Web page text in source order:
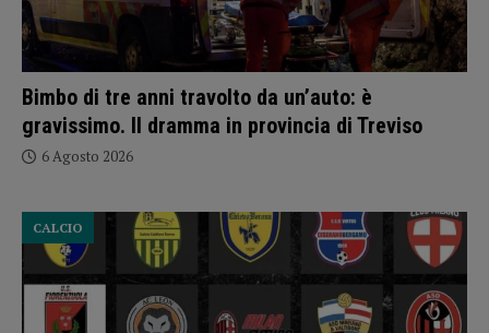
Bimbo di tre anni travolto da un’auto: è
gravissimo. Il dramma in provincia di Treviso
6 Agosto 2026
CALCIO